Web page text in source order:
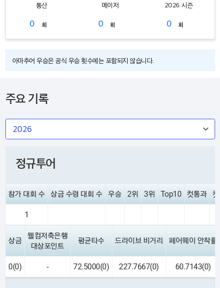
통산
0 회
메이저
0 회
2026 시즌
0 회
아마추어 우승은 공식 우승 횟수에는 포함되지 않습니다.
주요 기록
정규투어
참가 대회 수 상금 수령 대회 수 우승 2위 3위 Top10 컷통과
1
상금
웰컴저축은행
대상포인트
평균타수 드라이브 비거리 페어웨이 안착률
0(0) - 72.5000(0) 227.7667(0) 60.7143(0)